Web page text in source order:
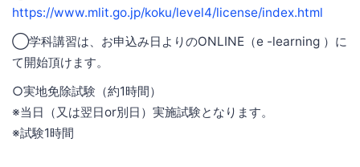
https://www.mlit.go.jp/koku/level4/license/index.html
◯学科講習は、お申込み日よりのONLINE（e -learning ）に
て開始頂けます。
○実地免除試験（約1時間）
※当日（又は翌日or別日）実施試験となります。
※試験1時間